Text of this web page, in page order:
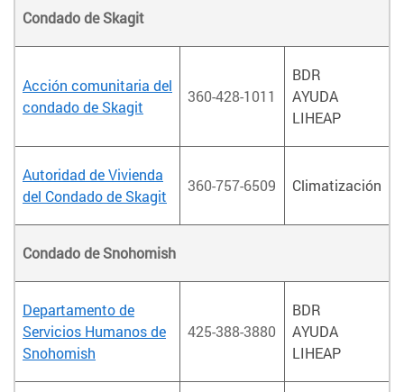
Condado de Skagit
Acción comunitaria del
condado de Skagit
360-428-1011
BDR
AYUDA
LIHEAP
Autoridad de Vivienda
del Condado de Skagit
360-757-6509 Climatización
Condado de Snohomish
Departamento de
Servicios Humanos de
Snohomish
425-388-3880
BDR
AYUDA
LIHEAP